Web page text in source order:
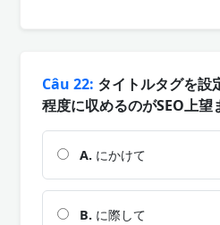
Câu 22: タイトルタグを
程度に収めるのがSEO上望
A. にかけて
B. に際して